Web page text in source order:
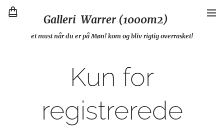
Galleri Warrer (1000m2)
et must når du er på Møn! kom og bliv rigtig overrasket!
Kun for
registrerede